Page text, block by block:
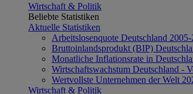
Wirtschaft & Politik
Beliebte Statistiken
Aktuelle Statistiken
Arbeitslosenquote Deutschland
Bruttoinlandsprodukt (BIP)
Monatliche Inflationsrate in
Wirtschaftswachstum Deutschland -
Wertvollste Unternehmen der Welt
Wirtschaft & Politik